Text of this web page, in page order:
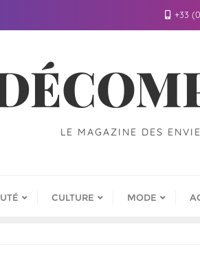
+33
LE MAGAZINE DES
CULTURE MODE